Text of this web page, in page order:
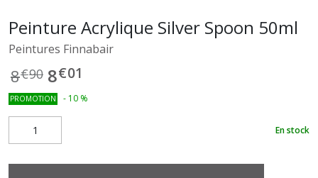
Peinture Acrylique Silver Spoon 50ml
Peintures Finnabair
8€90 8€01
PROMOTION - 10 %
En stock